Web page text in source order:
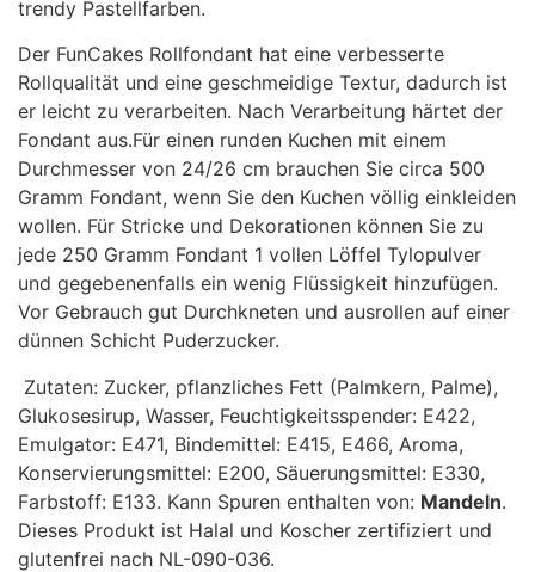
trendy Pastellfarben.
Der FunCakes Rollfondant hat eine verbesserte
Rollqualität und eine geschmeidige Textur, dadurch ist
er leicht zu verarbeiten. Nach Verarbeitung härtet der
Fondant aus.Für einen runden Kuchen mit einem
Durchmesser von 24/26 cm brauchen Sie circa 500
Gramm Fondant, wenn Sie den Kuchen völlig einkleiden
wollen. Für Stricke und Dekorationen können Sie zu
jede 250 Gramm Fondant 1 vollen Löffel Tylopulver
und gegebenenfalls ein wenig Flüssigkeit hinzufügen.
Vor Gebrauch gut Durchkneten und ausrollen auf einer
dünnen Schicht Puderzucker.
Zutaten: Zucker, pflanzliches Fett (Palmkern, Palme),
Glukosesirup, Wasser, Feuchtigkeitsspender: E422,
Emulgator: E471, Bindemittel: E415, E466, Aroma,
Konservierungsmittel: E200, Säuerungsmittel: E330,
Farbstoff: E133. Kann Spuren enthalten von: Mandeln.
Dieses Produkt ist Halal und Koscher zertifiziert und
glutenfrei nach NL-090-036.